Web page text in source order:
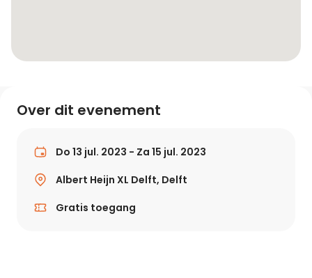
Over dit evenement
Do 13 jul. 2023 - Za 15 jul. 2023
Albert Heijn XL Delft, Delft
Gratis toegang